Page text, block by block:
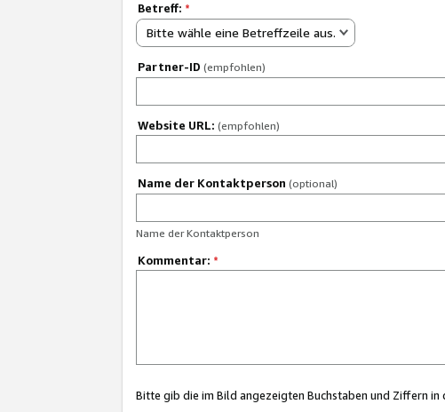
Betreff: *
Bitte wähle eine Betreffzeile aus.
Partner-ID (empfohlen)
Website URL: (empfohlen)
Name der Kontaktperson (optional)
Name der Kontaktperson
Kommentar: *
Bitte gib die im Bild angezeigten Buchstaben und Ziffern